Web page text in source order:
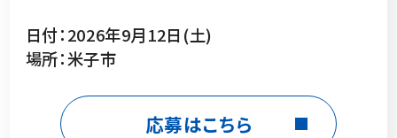
日付：2026年9月12日(土)
場所：米子市
応募はこちら